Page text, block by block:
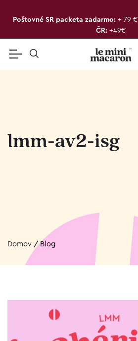
Poštovné SR packeta zadarmo: + 79 €
ČR: +49€
lmm-av2-isg
Domov /Blog